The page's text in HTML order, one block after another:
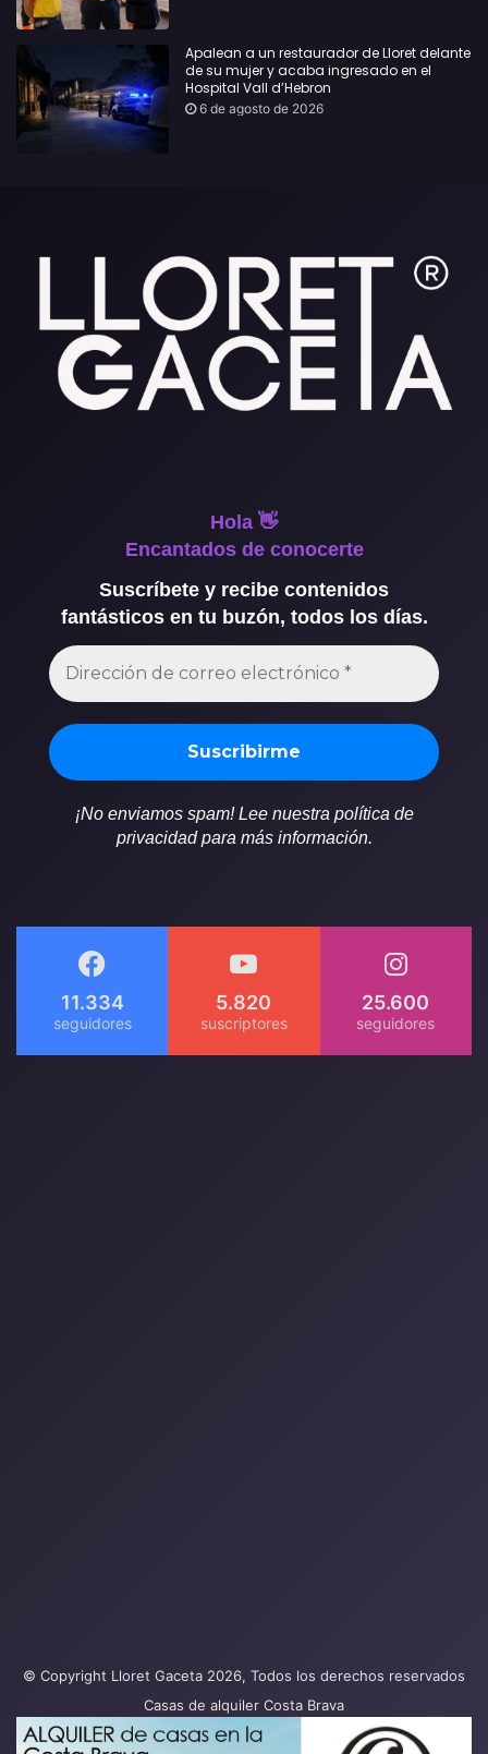
Apalean a un restaurador de Lloret delante
de su mujer y acaba ingresado en el
Hospital Vall d’Hebron
6 de agosto de 2026
Hola 👋
Encantados de conocerte
Suscríbete y recibe contenidos
fantásticos en tu buzón, todos los días.
¡No enviamos spam! Lee nuestra política de
privacidad para más información.
11.334 5.820 25.600
© Copyright Lloret Gaceta 2026, Todos los derechos reservados
Casas de alquiler Costa Brava